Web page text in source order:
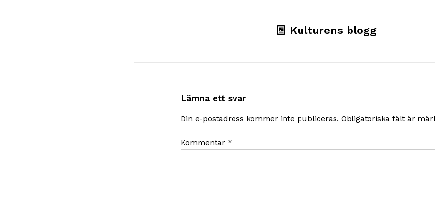
Kulturens blogg
Lämna ett svar
Din e-postadress kommer inte publiceras. Obligatoriska fält är
Kommentar *